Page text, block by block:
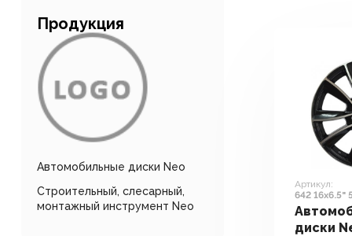
Продукция
Автомобильные диски Neo
Строительный, слесарный,
монтажный инструмент Neo
Артикул:
642 16x6.5"
73.1мм ET
диски